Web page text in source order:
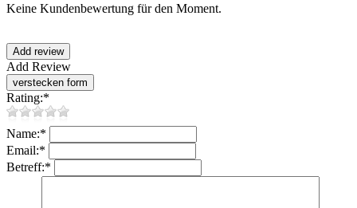
Keine Kundenbewertung für den Moment.
Add Review
Rating:*
Name:*
Email:*
Betreff:*